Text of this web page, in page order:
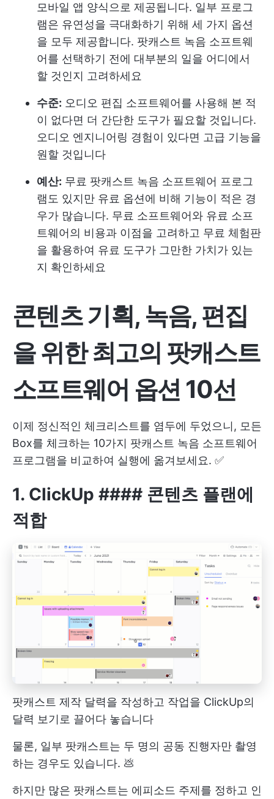
모바일 앱 양식으로 제공됩니다. 일부 프로그
램은 유연성을 극대화하기 위해 세 가지 옵션
을 모두 제공합니다. 팟캐스트 녹음 소프트웨
어를 선택하기 전에 대부분의 일을 어디에서
할 것인지 고려하세요
수준: 오디오 편집 소프트웨어를 사용해 본 적
이 없다면 더 간단한 도구가 필요할 것입니다.
오디오 엔지니어링 경험이 있다면 고급 기능을
원할 것입니다
예산: 무료 팟캐스트 녹음 소프트웨어 프로그
램도 있지만 유료 옵션에 비해 기능이 적은 경
우가 많습니다. 무료 소프트웨어와 유료 소프
트웨어의 비용과 이점을 고려하고 무료 체험판
을 활용하여 유료 도구가 그만한 가치가 있는
지 확인하세요
콘텐츠 기획, 녹음, 편집
을 위한 최고의 팟캐스트
소프트웨어 옵션 10선
이제 정신적인 체크리스트를 염두에 두었으니, 모든
Box를 체크하는 10가지 팟캐스트 녹음 소프트웨어
프로그램을 비교하여 실행에 옮겨보세요. ✅
1. ClickUp #### 콘텐츠 플랜에
적합
팟캐스트 제작 달력을 작성하고 작업을 ClickUp의
달력 보기로 끌어다 놓습니다
물론, 일부 팟캐스트는 두 명의 공동 진행자만 촬영
하는 경우도 있습니다. 💩
하지만 많은 팟캐스트는 에피소드 주제를 정하고 인